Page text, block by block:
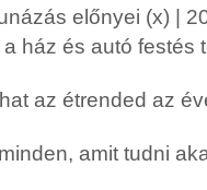
előnyei (x) |
ház és autó festés
az étrended az
amit tudni